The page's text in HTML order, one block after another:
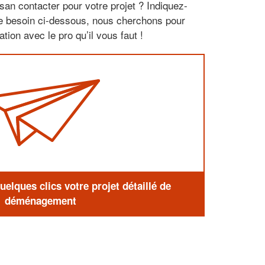
contacter pour votre projet ? Indiquez-
besoin ci-dessous, nous cherchons pour
avec le pro qu’il vous faut !
clics votre projet détaillé de
déménagement